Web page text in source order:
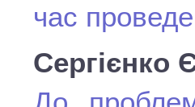
час
Сергієнко